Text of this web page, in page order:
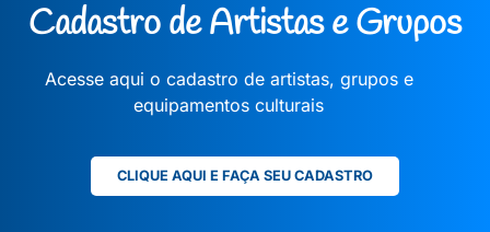
Cadastro de Artistas e Grupos
Acesse aqui o cadastro de artistas, grupos e
equipamentos culturais
CLIQUE AQUI E FAÇA SEU CADASTRO